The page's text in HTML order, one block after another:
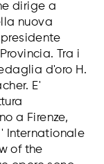
dirige a
nuova
presidente
Tra i
d'oro H.
E'
a Firenze,
Internationale
of the